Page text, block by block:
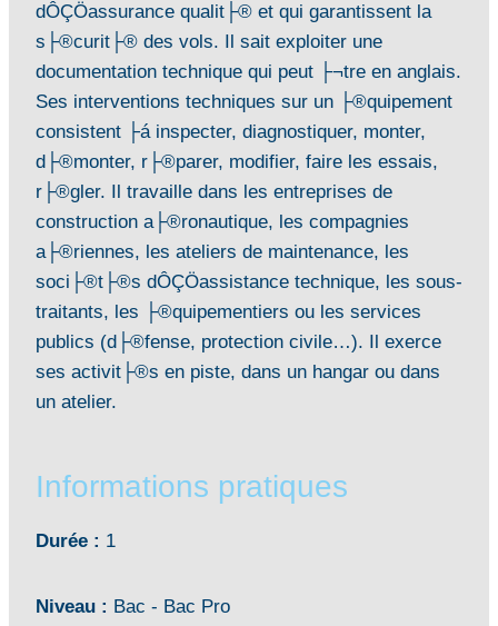
dÔÇÖassurance qualit├® et qui garantissent la
s├®curit├® des vols. Il sait exploiter une
documentation technique qui peut ├¬tre en anglais.
Ses interventions techniques sur un ├®quipement
consistent ├á inspecter, diagnostiquer, monter,
d├®monter, r├®parer, modifier, faire les essais,
r├®gler. Il travaille dans les entreprises de
construction a├®ronautique, les compagnies
a├®riennes, les ateliers de maintenance, les
soci├®t├®s dÔÇÖassistance technique, les sous-
traitants, les ├®quipementiers ou les services
publics (d├®fense, protection civile…). Il exerce
ses activit├®s en piste, dans un hangar ou dans
un atelier.
Informations pratiques
Durée : 1
Niveau : Bac - Bac Pro